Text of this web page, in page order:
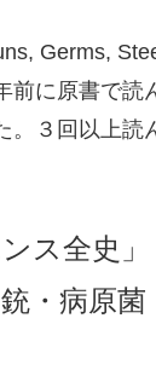
Germs,
前に原書で読
。３回以上読
ンス全史
・病原菌